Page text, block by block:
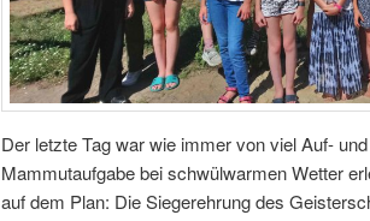
Der letzte Tag war wie immer von viel Auf-
Mammutaufgabe bei schwülwarmen Wetter
auf dem Plan: Die Siegerehrung des